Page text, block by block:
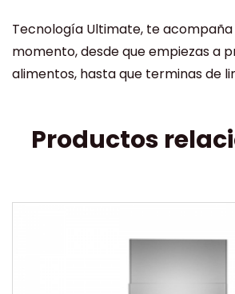
Tecnología Ultimate, te
momento, desde que empiezas a
alimentos, hasta que terminas de
Productos